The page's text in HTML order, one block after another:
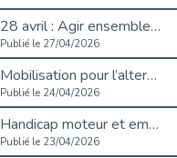
28 avril : Agir ensemble pour une culture de prévention au travail
Publié le 27/04/2026
Mobilisation pour l’alternance et le handicap
Publié le 24/04/2026
Handicap moteur et emploi : réussir ses recrutements vidéo
Publié le 23/04/2026